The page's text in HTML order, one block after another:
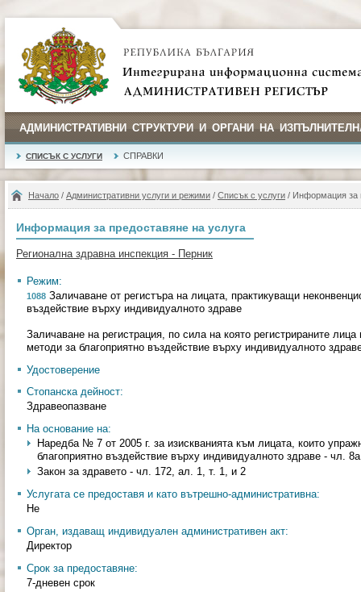
АДМИНИСТРАТИВНИ СТРУКТУРИ И ОРГАНИ НА
СПИСЪК С УСЛУГИ СПРАВКИ
Начало / Административни услуги и режими / Списък с услуги / Информация за
Информация за предоставяне на услуга
Регионална здравна инспекция - Перник
Режим:
1088 Заличаване от регистъра на лицата, практикуващи
въздействие върху индивидуалното здраве
Заличаване на регистрация, по сила на която регистрираните
методи за благоприятно въздействие върху индивидуалното
Удостоверение
Стопанска дейност:
Здравеопазване
На основание на:
Наредба № 7 от 2005 г. за изискванията към лицата, които
благоприятно въздействие върху индивидуалното здраве - чл.
Закон за здравето - чл. 172, ал. 1, т. 1, и 2
Услугата се предоставя и като вътрешно-административна:
Не
Орган, издаващ индивидуален административен акт:
Директор
Срок за предоставяне:
7-дневен срок